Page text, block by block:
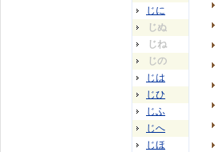
じに
じぬ
じね
じの
じは
じひ
じふ
じへ
じほ